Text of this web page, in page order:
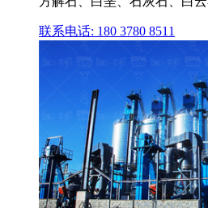
联系电话: 180 3780 8511